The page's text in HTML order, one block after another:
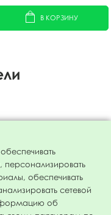
В КОРЗИНУ
персонализировать
обеспечивать
сетевой
об